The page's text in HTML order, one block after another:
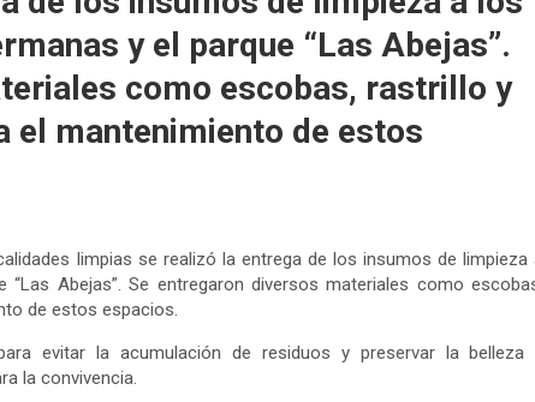
y el parque “Las Abejas”.
como escobas, rastrillo y
el mantenimiento de estos
limpias se realizó la entrega de los insumos de limpieza
Abejas”. Se entregaron diversos materiales como
de estos espacios.
evitar la acumulación de residuos y preservar la belleza
la convivencia.